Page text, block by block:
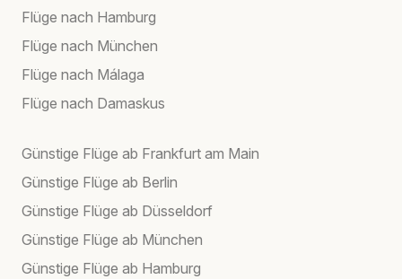
Flüge nach Hamburg
Flüge nach München
Flüge nach Málaga
Flüge nach Damaskus
Günstige Flüge ab Frankfurt am Main
Günstige Flüge ab Berlin
Günstige Flüge ab Düsseldorf
Günstige Flüge ab München
Günstige Flüge ab Hamburg